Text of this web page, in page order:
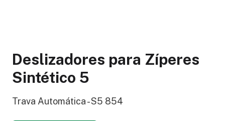
Deslizadores para Zíperes
Sintético 5
Trava Automática - S5 854